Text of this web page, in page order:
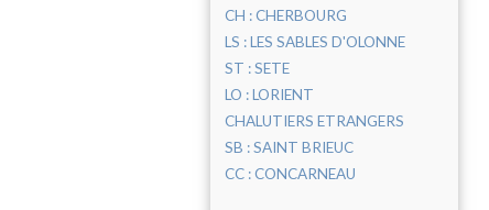
CH : CHERBOURG
LS : LES SABLES D'OLONNE
ST : SETE
LO : LORIENT
CHALUTIERS ETRANGERS
SB : SAINT BRIEUC
CC : CONCARNEAU